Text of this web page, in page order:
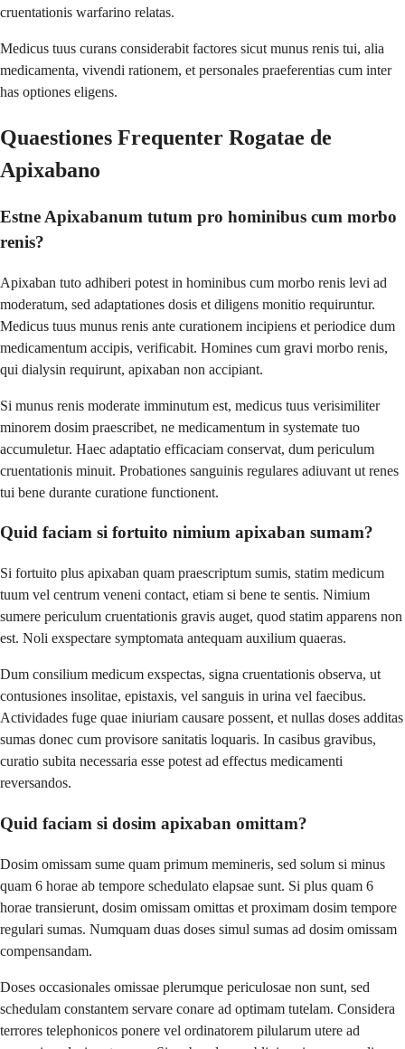
cruentationis warfarino relatas.
Medicus tuus curans considerabit factores sicut munus renis tui, alia
medicamenta, vivendi rationem, et personales praeferentias cum inter
has optiones eligens.
Quaestiones Frequenter Rogatae de
Apixabano
Estne Apixabanum tutum pro hominibus cum morbo
renis?
Apixaban tuto adhiberi potest in hominibus cum morbo renis levi ad
moderatum, sed adaptationes dosis et diligens monitio requiruntur.
Medicus tuus munus renis ante curationem incipiens et periodice dum
medicamentum accipis, verificabit. Homines cum gravi morbo renis,
qui dialysin requirunt, apixaban non accipiant.
Si munus renis moderate imminutum est, medicus tuus verisimiliter
minorem dosim praescribet, ne medicamentum in systemate tuo
accumuletur. Haec adaptatio efficaciam conservat, dum periculum
cruentationis minuit. Probationes sanguinis regulares adiuvant ut renes
tui bene durante curatione functionent.
Quid faciam si fortuito nimium apixaban sumam?
Si fortuito plus apixaban quam praescriptum sumis, statim medicum
tuum vel centrum veneni contact, etiam si bene te sentis. Nimium
sumere periculum cruentationis gravis auget, quod statim apparens non
est. Noli exspectare symptomata antequam auxilium quaeras.
Dum consilium medicum exspectas, signa cruentationis observa, ut
contusiones insolitae, epistaxis, vel sanguis in urina vel faecibus.
Actividades fuge quae iniuriam causare possent, et nullas doses additas
sumas donec cum provisore sanitatis loquaris. In casibus gravibus,
curatio subita necessaria esse potest ad effectus medicamenti
reversandos.
Quid faciam si dosim apixaban omittam?
Dosim omissam sume quam primum memineris, sed solum si minus
quam 6 horae ab tempore schedulato elapsae sunt. Si plus quam 6
horae transierunt, dosim omissam omittas et proximam dosim tempore
regulari sumas. Numquam duas doses simul sumas ad dosim omissam
compensandam.
Doses occasionales omissae plerumque periculosae non sunt, sed
schedulam constantem servare conare ad optimam tutelam. Considera
terrores telephonicos ponere vel ordinatorem pilularum utere ad